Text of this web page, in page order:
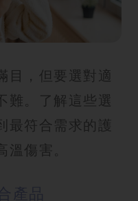
目，但要選對適
難。了解這些選
最符合需求的護
傷害。